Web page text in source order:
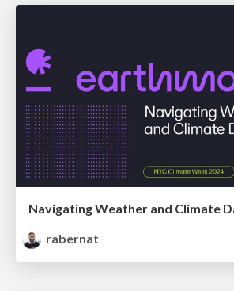
Navigating Weather and Climate
rabernat